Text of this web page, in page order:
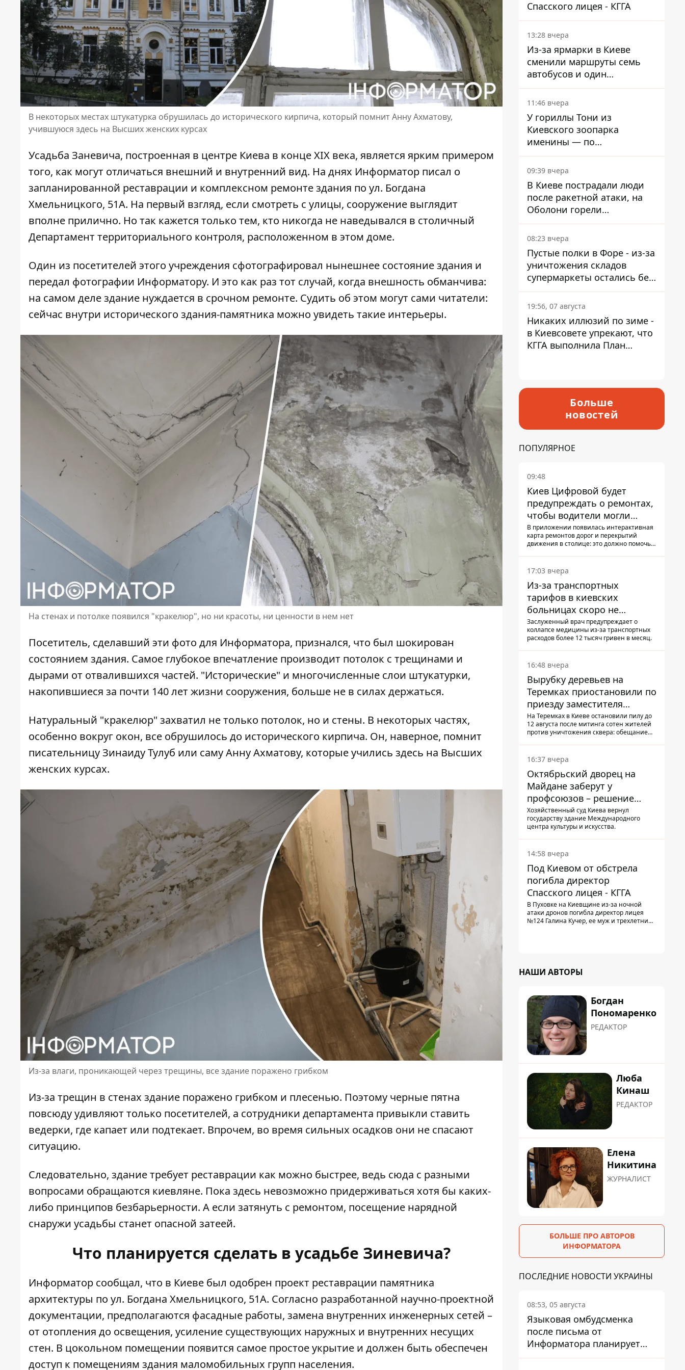
В некоторых местах штукатурка обрушилась до исторического кирпича, который помнит Анну Ахматову,
учившуюся здесь на Высших женских курсах
Усадьба Заневича, построенная в центре Киева в конце XIX века, является ярким примером
того, как могут отличаться внешний и внутренний вид. На днях Информатор писал о
запланированной реставрации и комплексном ремонте здания по ул. Богдана
Хмельницкого, 51А. На первый взгляд, если смотреть с улицы, сооружение выглядит
вполне прилично. Но так кажется только тем, кто никогда не наведывался в столичный
Департамент территориального контроля, расположенном в этом доме.
Один из посетителей этого учреждения сфотографировал нынешнее состояние здания и
передал фотографии Информатору. И это как раз тот случай, когда внешность обманчива:
на самом деле здание нуждается в срочном ремонте. Судить об этом могут сами читатели:
сейчас внутри исторического здания-памятника можно увидеть такие интерьеры.
На стенах и потолке появился "кракелюр", но ни красоты, ни ценности в нем нет
Посетитель, сделавший эти фото для Информатора, признался, что был шокирован
состоянием здания. Самое глубокое впечатление производит потолок с трещинами и
дырами от отвалившихся частей. "Исторические" и многочисленные слои штукатурки,
накопившиеся за почти 140 лет жизни сооружения, больше не в силах держаться.
Натуральный "кракелюр" захватил не только потолок, но и стены. В некоторых частях,
особенно вокруг окон, все обрушилось до исторического кирпича. Он, наверное, помнит
писательницу Зинаиду Тулуб или саму Анну Ахматову, которые учились здесь на Высших
женских курсах.
Из-за влаги, проникающей через трещины, все здание поражено грибком
Из-за трещин в стенах здание поражено грибком и плесенью. Поэтому черные пятна
повсюду удивляют только посетителей, а сотрудники департамента привыкли ставить
ведерки, где капает или подтекает. Впрочем, во время сильных осадков они не спасают
ситуацию.
Следовательно, здание требует реставрации как можно быстрее, ведь сюда с разными
вопросами обращаются киевляне. Пока здесь невозможно придерживаться хотя бы каких-
либо принципов безбарьерности. А если затянуть с ремонтом, посещение нарядной
снаружи усадьбы станет опасной затеей.
Что планируется сделать в усадьбе Зиневича?
Информатор сообщал, что в Киеве был одобрен проект реставрации памятника
архитектуры по ул. Богдана Хмельницкого, 51А. Согласно разработанной научно-проектной
документации, предполагаются фасадные работы, замена внутренних инженерных сетей –
от отопления до освещения, усиление существующих наружных и внутренних несущих
стен. В цокольном помещении появится самое простое укрытие и должен быть обеспечен
доступ к помещениям здания маломобильных групп населения.
Спасского лицея - КГГА
13:28 вчера
Из-за ярмарки в Киеве
сменили маршруты семь
автобусов и один
троллейбус
11:46 вчера
У гориллы Тони из
Киевского зоопарка
именины — по
человеческим меркам ему
уже больше 90 лет
09:39 вчера
В Киеве пострадали люди
после ракетной атаки, на
Оболони горели
резервуары с топливом
08:23 вчера
Пустые полки в Форе - из-за
уничтожения складов
супермаркеты остались без
ассортимента
19:56, 07 августа
Никаких иллюзий по зиме -
в Киевсовете упрекают, что
КГГА выполнила План
Больше
новостей
ПОПУЛЯРНОЕ
09:48
Киев Цифровой будет
предупреждать о ремонтах,
чтобы водители могли
избегать участков с
пробками
В приложении появилась интерактивная
карта ремонтов дорог и перекрытий
движения в столице: это должно помочь
попасть в пробку
17:03 вчера
Из-за транспортных
тарифов в киевских
больницах скоро не
останется медсестер и
санитарок - профессор
Заслуженный врач предупреждает о
коллапсе медицины из-за транспортных
расходов более 12 тысяч гривен в месяц.
16:48 вчера
Вырубку деревьев на
Теремках приостановили по
приезду заместителя
Кличко - начался диалог
На Теремках в Киеве остановили пилу до
12 августа после митинга сотен жителей
против уничтожения сквера: обещание
прибывший наладить коммуникацию
16:37 вчера
Октябрьский дворец на
Майдане заберут у
профсоюзов – решение
Хозяйственного суда
Хозяйственный суд Киева вернул
государству здание Международного
центра культуры и искусства.
14:58 вчера
Под Киевом от обстрела
погибла директор
Спасского лицея - КГГА
В Пуховке на Киевщине из-за ночной
атаки дронов погибла директор лицея
№124 Галина Кучер, ее муж и трехлетний
НАШИ АВТОРЫ
Богдан
Пономаренко
РЕДАКТОР
Люба
Кинаш
РЕДАКТОР
Елена
Никитина
ЖУРНАЛИСТ
БОЛЬШЕ ПРО АВТОРОВ
ИНФОРМАТОРА
ПОСЛЕДНИЕ НОВОСТИ УКРАИНЫ
08:53, 05 августа
Языковая омбудсменка
после письма от
Информатора планирует
наказать компанию-